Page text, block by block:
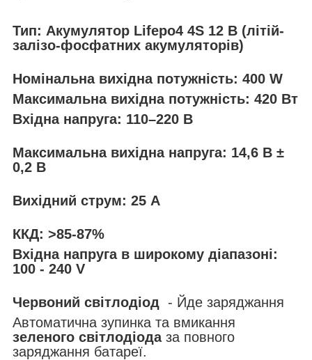
Тип: Акумулятор Lifepo4 4S 12 В (літій-
залізо-фосфатних акумуляторів)
Номінальна вихідна потужність: 400 W
Максимальна вихідна потужність: 420 Вт
Вхідна напруга: 110–220 В
Максимальна вихідна напруга: 14,6 В ±
0,2 В
Вихідний струм: 25 А
ККД: >85-87%
Вхідна напруга в широкому діапазоні:
100 - 240 V
Червоний світлодіод - Йде заряджання
Автоматична зупинка та вмикання
зеленого світлодіодаза повного
заряджання батареї.